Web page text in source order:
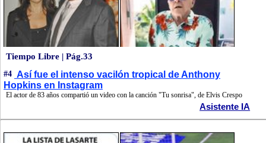
Tiempo Libre | Pág.33
#4 Así fue el intenso vacilón tropical de Anthony
Hopkins en Instagram
El actor de 83 años compartió un video con la canción "Tu sonrisa", de Elvis Crespo
Asistente IA